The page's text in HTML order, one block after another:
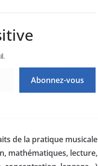
Abonnez-vous
de la pratique musicale
mathématiques, lecture,